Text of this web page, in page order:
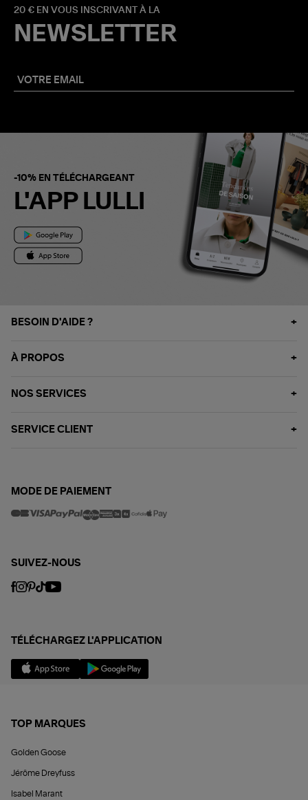
20 € EN VOUS INSCRIVANT À LA
NEWSLETTER
-10% EN TÉLÉCHARGEANT
L'APP LULLI
BESOIN D'AIDE ?
À PROPOS
NOS SERVICES
SERVICE CLIENT
MODE DE PAIEMENT
SUIVEZ-NOUS
TÉLÉCHARGEZ L'APPLICATION
TOP MARQUES
Golden Goose
Jérôme Dreyfuss
Isabel Marant